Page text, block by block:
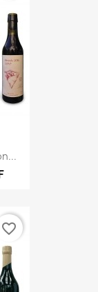
favorite_border